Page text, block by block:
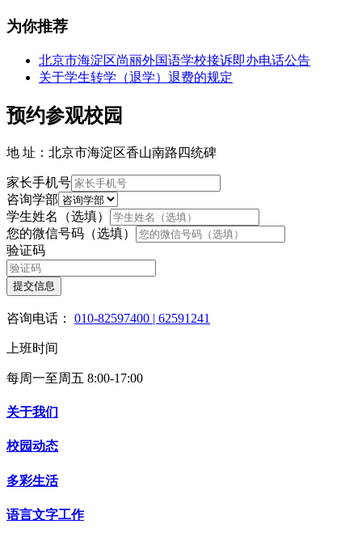
为你推荐
北京市海淀区尚丽外国语学校接诉即办电话公告
关于学生转学（退学）退费的规定
预约参观校园
地 址：北京市海淀区香山南路四统碑
家长手机号
咨询学部
学生姓名（选填）
您的微信号码（选填）
验证码
提交信息
咨询电话： 010-82597400 | 62591241
上班时间
每周一至周五 8:00-17:00
关于我们
校园动态
多彩生活
语言文字工作